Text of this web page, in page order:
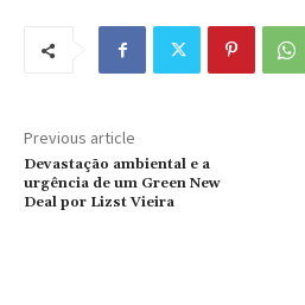
Previous article
Devastação ambiental e a
urgência de um Green New
Deal por Lizst Vieira